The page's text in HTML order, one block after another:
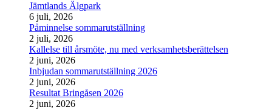
Jämtlands Älgpark
6 juli, 2026
Påminnelse sommarutställning
2 juli, 2026
Kallelse till årsmöte, nu med verksamhetsberättelsen
2 juni, 2026
Inbjudan sommarutställning 2026
2 juni, 2026
Resultat Bringåsen 2026
2 juni, 2026